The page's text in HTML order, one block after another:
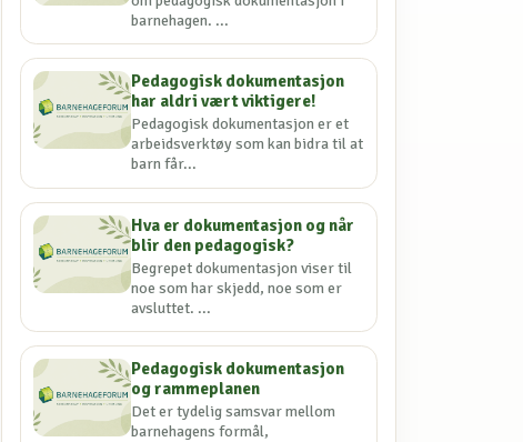
barnehagen. ...
Pedagogisk dokumentasjon
har aldri vært viktigere!
Pedagogisk dokumentasjon er et
arbeidsverktøy som kan bidra til at
barn får...
Hva er dokumentasjon og når
blir den pedagogisk?
Begrepet dokumentasjon viser til
noe som har skjedd, noe som er
avsluttet. ...
Pedagogisk dokumentasjon
og rammeplanen
Det er tydelig samsvar mellom
barnehagens formål,